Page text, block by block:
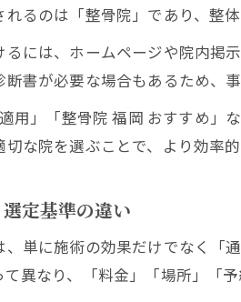
るのは「整骨院」であり、整
には、ホームページや院内掲
書が必要な場合もあるため、
用」「整骨院 福岡 おすすめ」
な院を選ぶことで、より効率
定基準の違い
単に施術の効果だけでなく「
異なり、「料金」「場所」「